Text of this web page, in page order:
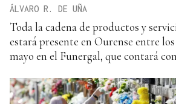
ÁLVARO R. DE UÑA
Toda la cadena de productos y
estará presente en Ourense entre los
mayo en el Funergal, que contará